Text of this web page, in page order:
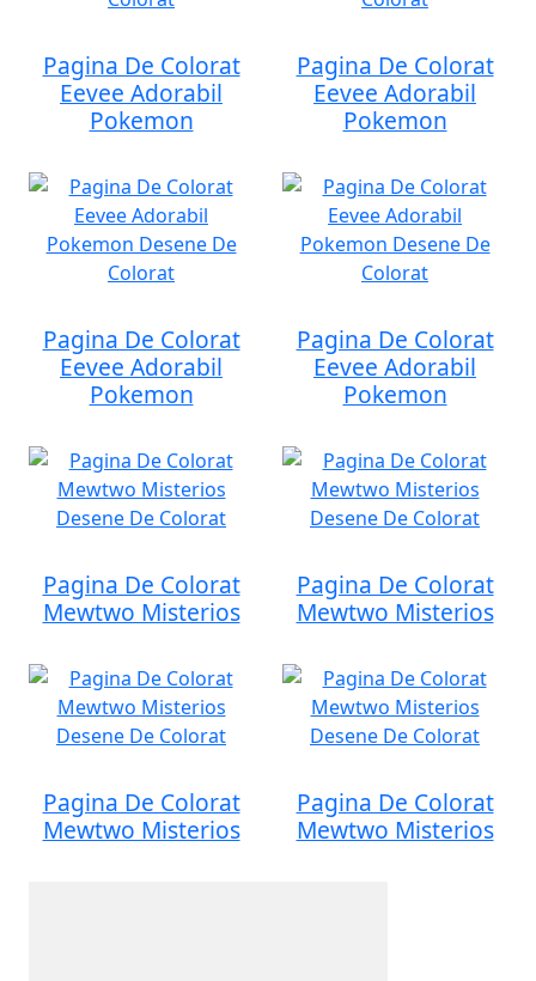
Pagina De Colorat
Eevee Adorabil
Pokemon
Pagina De Colorat
Eevee Adorabil
Pokemon
Pagina De Colorat
Eevee Adorabil
Pokemon
Pagina De Colorat
Eevee Adorabil
Pokemon
Pagina De Colorat
Mewtwo Misterios
Pagina De Colorat
Mewtwo Misterios
Pagina De Colorat
Mewtwo Misterios
Pagina De Colorat
Mewtwo Misterios